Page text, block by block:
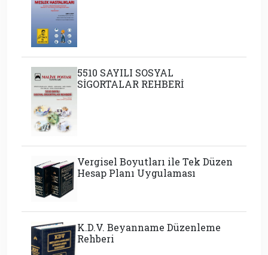
5510 SAYILI SOSYAL
SİGORTALAR REHBERİ
Vergisel Boyutları ile Tek Düzen
Hesap Planı Uygulaması
K.D.V. Beyanname Düzenleme
Rehberi